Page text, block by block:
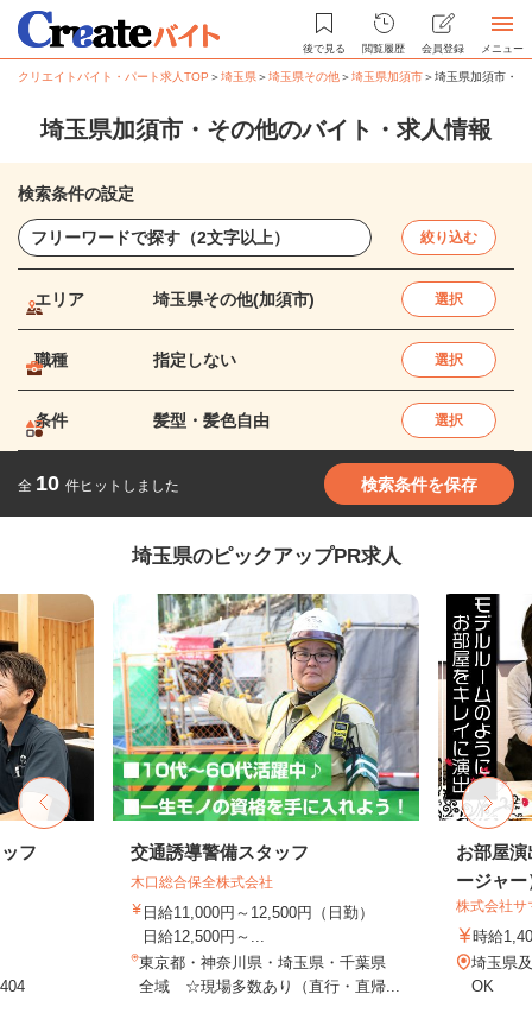
後で見る 閲覧履歴 会員登録 メニュー
クリエイトバイト・パート求人TOP ＞埼玉県＞埼玉県その他＞埼玉県加須市＞埼玉県加須市・
埼玉県加須市・その他のバイト・求人情報
検索条件の設定
絞り込む
エリア 埼玉県その他(加須市) 選択
職種 指定しない 選択
条件 髪型・髪色自由 選択
全 10 件ヒットしました 検索条件を保存
埼玉県のピックアップPR求人
フ 交通誘導警備スタッフ
木口総合保全株式会社
日給11,000円～12,500円（日勤）
日給12,500円～...
東京都・神奈川県・埼玉県・千葉県
全域 ☆現場多数あり（直行・直帰...
お部屋
ージャー
株式会社サ
時給
埼玉県
OK